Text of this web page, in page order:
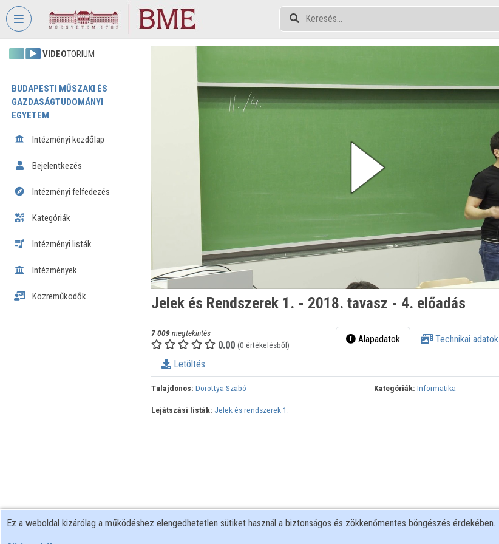
Fejléc kihagyása Menü kihagyása Tartalom kihagyása
VIDEOTORIUM
BUDAPESTI MŰSZAKI ÉS
GAZDASÁGTUDOMÁNYI
EGYETEM
Intézményi kezdőlap
Bejelentkezés
Intézményi felfedezés
Kategóriák
Intézményi listák
Intézmények
Közreműködők Jelek és Rendszerek 1. - 2018. tavasz - 4. előadás
7 009megtekintés
0.00 (0 értékelésből) Alapadatok Technikai adatok
Letöltés
Tulajdonos: Dorottya Szabó Kategóriák: Informatika
Lejátszási listák: Jelek és rendszerek 1.
Ez a weboldal kizárólag a működéshez elengedhetetlen sütiket használ a biztonságos és zökkenőmentes böngészés érdekében.